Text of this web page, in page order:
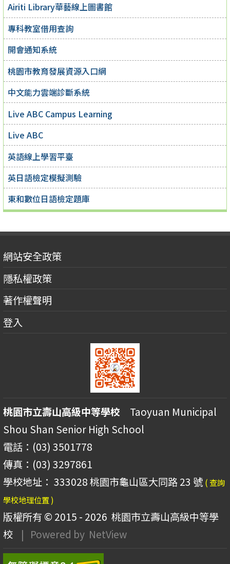
Airiti Library華藝線上圖書館
專科教室借用查詢
開會通知系統
桃園市教育發展資源入口網
中文能力雲端診斷系統
Live ABC Campus Learning
Live ABC
英語線上學習平臺
英日語檢定模擬測驗
東和數位日語檢定題庫
網站安全政策
隱私權政策
著作權聲明
登入
桃園市立壽山高級中等學校 Taoyuan Municipal
Shou Shan Senior High School
電話：(03) 3501778
傳真：(03) 3297861
學校地址： 333028 桃園市龜山區大同路 23 號 ( 查詢
學校地理位置 )
版權所有 © 2015 - 2026 桃園市立壽山高級中等學
校
| Powered by NetView